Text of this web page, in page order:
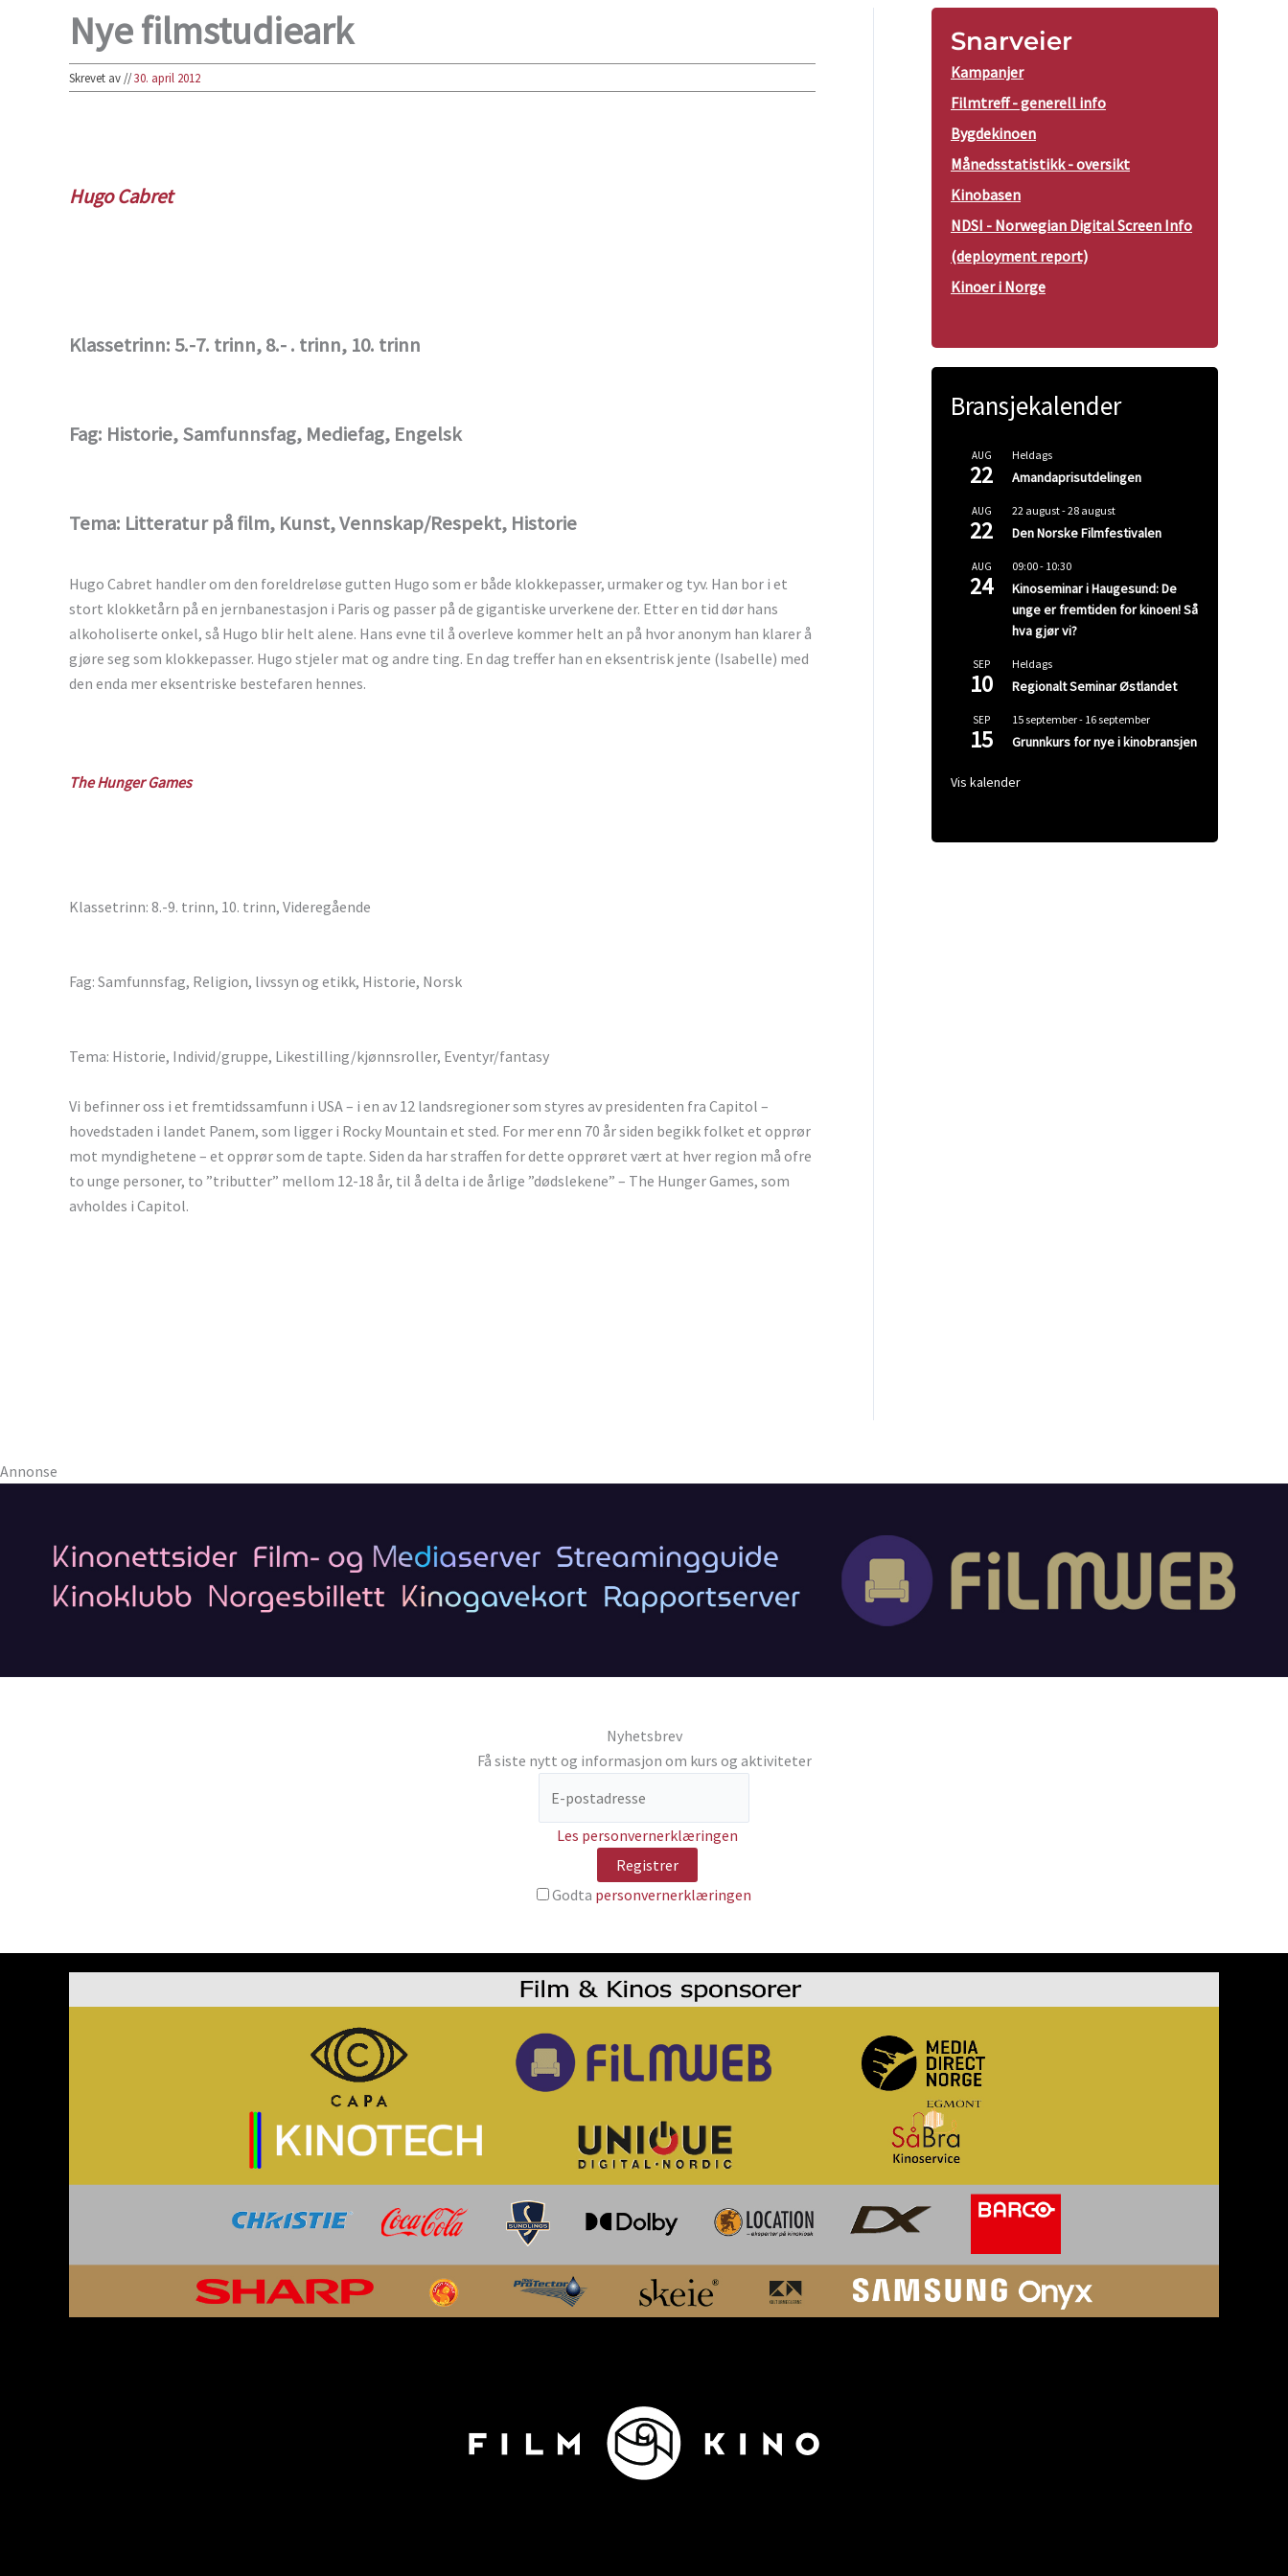
Nye filmstudieark
Skrevet av//30. april 2012
Hugo Cabret
Klassetrinn: 5.-7. trinn, 8.- . trinn, 10. trinn
Fag: Historie, Samfunnsfag, Mediefag, Engelsk
Tema: Litteratur på film, Kunst, Vennskap/Respekt, Historie
Hugo Cabret handler om den foreldreløse gutten Hugo som er både klokkepasser, urmaker og tyv. Han bor i et
stort klokketårn på en jernbanestasjon i Paris og passer på de gigantiske urverkene der. Etter en tid dør hans
alkoholiserte onkel, så Hugo blir helt alene. Hans evne til å overleve kommer helt an på hvor anonym han klarer å
gjøre seg som klokkepasser. Hugo stjeler mat og andre ting. En dag treffer han en eksentrisk jente (Isabelle) med
den enda mer eksentriske bestefaren hennes.
The Hunger Games
Klassetrinn: 8.-9. trinn, 10. trinn, Videregående
Fag: Samfunnsfag, Religion, livssyn og etikk, Historie, Norsk
Tema: Historie, Individ/gruppe, Likestilling/kjønnsroller, Eventyr/fantasy
Vi befinner oss i et fremtidssamfunn i USA – i en av 12 landsregioner som styres av presidenten fra Capitol –
hovedstaden i landet Panem, som ligger i Rocky Mountain et sted. For mer enn 70 år siden begikk folket et opprør
mot myndighetene – et opprør som de tapte. Siden da har straffen for dette opprøret vært at hver region må ofre
to unge personer, to ”tributter” mellom 12-18 år, til å delta i de årlige ”dødslekene” – The Hunger Games, som
avholdes i Capitol.
Snarveier
Kampanjer
Filmtreff - generell info
Bygdekinoen
Månedsstatistikk - oversikt
Kinobasen
NDSI - Norwegian Digital Screen Info
(deployment report)
Kinoer i Norge
Bransjekalender
AUG
22
Heldags
Amandaprisutdelingen
AUG
22
22 august-28 august
Den Norske Filmfestivalen
AUG
24
09:00- 10:30
Kinoseminar i Haugesund: De
unge er fremtiden for kinoen! Så
hva gjør vi?
SEP
10
Heldags
Regionalt Seminar Østlandet
SEP
15
15 september- 16 september
Grunnkurs for nye i kinobransjen
Vis kalender
Annonse
Nyhetsbrev
Få siste nytt og informasjon om kurs og aktiviteter
Les personvernerklæringen
Godta personvernerklæringen